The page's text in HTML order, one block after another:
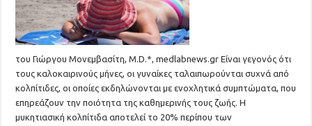
του Γιώργου Μονεμβασίτη, M.D.*, medlabnews.gr Είναι γεγονός ότι
τους καλοκαιρινούς μήνες, οι γυναίκες ταλαιπωρούνται συχνά από
κολπίτιδες, οι οποίες εκδηλώνονται με ενοχλητικά συμπτώματα, που
επηρεάζουν την ποιότητα της καθημερινής τους ζωής. Η
μυκητιασική κολπίτιδα αποτελεί το 20% περίπου των